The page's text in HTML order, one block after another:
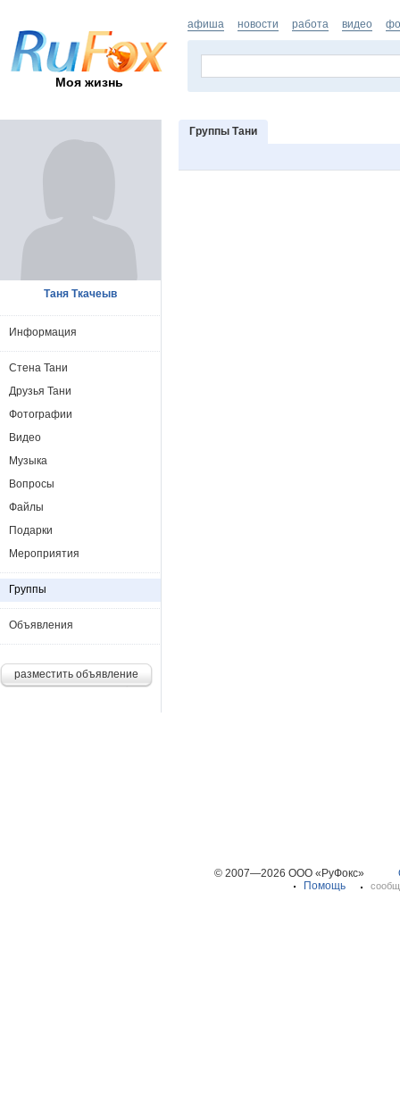
Моя жизнь
афиша новости работа видео
Группы Тани
Таня Ткачеыв
Информация
Стена Тани
Друзья Тани
Фотографии
Видео
Музыка
Вопросы
Файлы
Подарки
Мероприятия
Группы
Объявления
разместить объявление
© 2007—2026 ООО «РуФокс»
Помощь